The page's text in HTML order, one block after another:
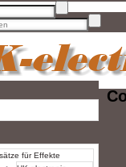
für Effekte